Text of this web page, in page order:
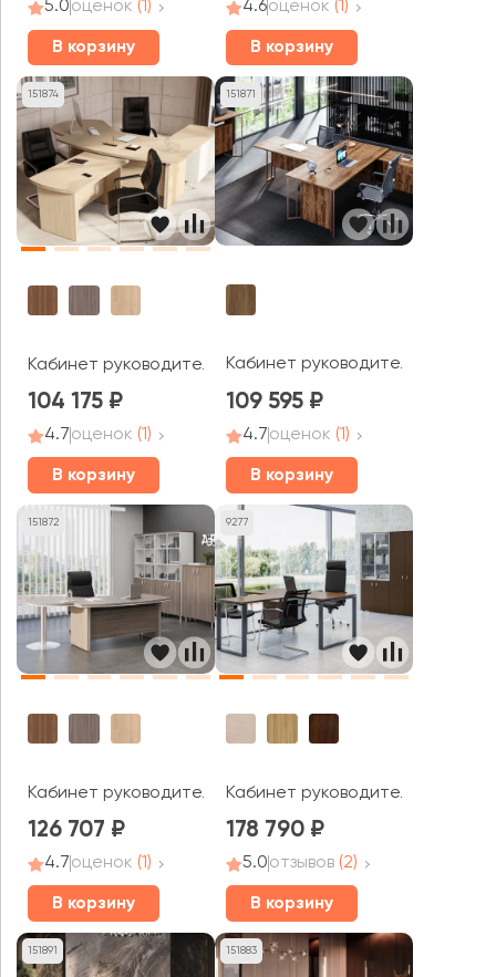
5.0оценок (1)
В корзину
4.6оценок (1)
В корзину
151874
Кабинет руководителя Berlin Director New
104 175
4.7оценок (1)
В корзину
151871
Кабинет руководителя Art
109 595
4.7оценок (1)
В корзину
151872
Кабинет руководителя Berlin Director
126 707
4.7оценок (1)
В корзину
9277
Кабинет руководителя Exe
178 790
5.0отзывов (2)
В корзину
151891 151883